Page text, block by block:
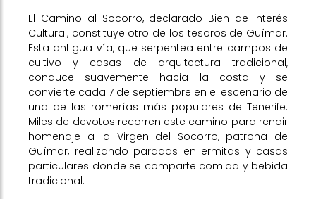
El Camino al Socorro, declarado Bien de Interés
Cultural, constituye otro de los tesoros de Güímar.
Esta antigua vía, que serpentea entre campos de
cultivo y casas de arquitectura tradicional,
conduce suavemente hacia la costa y se
convierte cada 7 de septiembre en el escenario de
una de las romerías más populares de Tenerife.
Miles de devotos recorren este camino para rendir
homenaje a la Virgen del Socorro, patrona de
Güímar, realizando paradas en ermitas y casas
particulares donde se comparte comida y bebida
tradicional.